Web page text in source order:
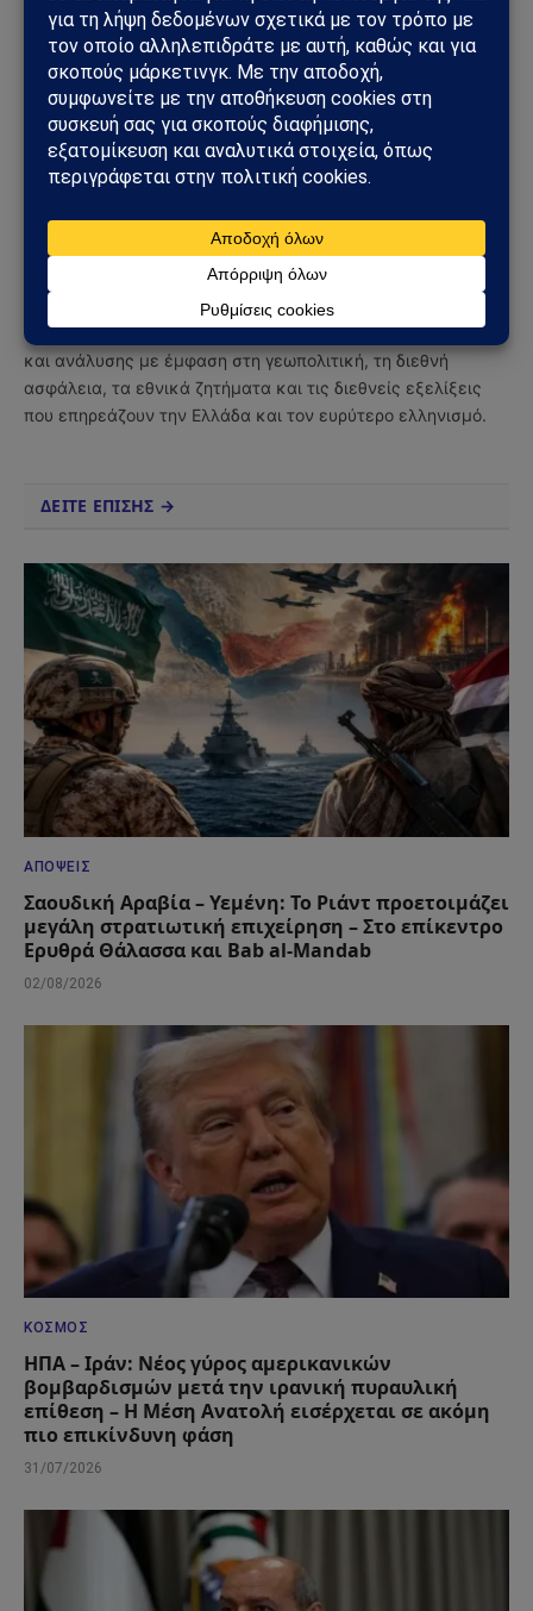
Ακολουθήστε στο YouTube
Facebook Twitter Pinterest
Sahiel Newsroom
Facebook
Το Sahiel.gr είναι ανεξάρτητη ψηφιακή πύλη ενημέρωσης
και ανάλυσης με έμφαση στη γεωπολιτική, τη διεθνή
ασφάλεια, τα εθνικά ζητήματα και τις διεθνείς εξελίξεις
που επηρεάζουν την Ελλάδα και τον ευρύτερο ελληνισμό.
ΔΕΙΤΕ ΕΠΙΣΗΣ →
ΑΠΌΨΕΙΣ
Σαουδική Αραβία – Υεμένη: Το Ριάντ προετοιμάζει
μεγάλη στρατιωτική επιχείρηση – Στο επίκεντρο
Ερυθρά Θάλασσα και Bab al-Mandab
02/08/2026
ΚΌΣΜΟΣ
ΗΠΑ – Ιράν: Νέος γύρος αμερικανικών
βομβαρδισμών μετά την ιρανική πυραυλική
επίθεση – Η Μέση Ανατολή εισέρχεται σε ακόμη
πιο επικίνδυνη φάση
31/07/2026